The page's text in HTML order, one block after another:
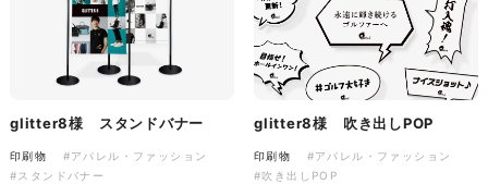
ソレイユ障害年金サポートセン
ター様 コーポレートサイト制
コーポレートサイト
glitter8様 スタンドバナー
印刷物
#アパレル・ファッション
#スタンドバナー
glitter8様 吹き出しPOP
印刷物
#アパレル・ファッション
#吹き出しPOP